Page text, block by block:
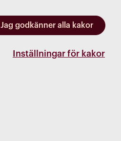
Jag godkänner alla kakor
Inställningar för kakor